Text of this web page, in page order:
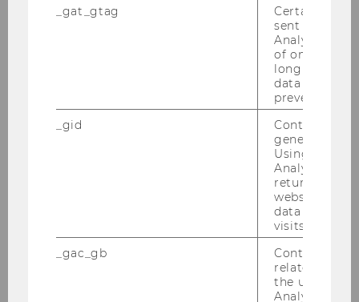
_gat_gtag
Certain data
sent to
Analytics a
of once per
long as it is
data
prevented.
_gid
Contains a
generated
Using this
Analytics can
returning
website and
data from
visits.
_gac_gb
Contains
related
the user. If
Analytics and